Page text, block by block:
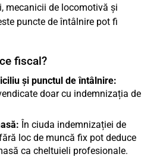
mecanicii de locomotivă și
puncte de întâlnire pot fi
fiscal?
și punctul de întâlnire:
doar cu indemnizația de
În ciuda indemnizației de
loc de muncă fix pot deduce
ca cheltuieli profesionale.